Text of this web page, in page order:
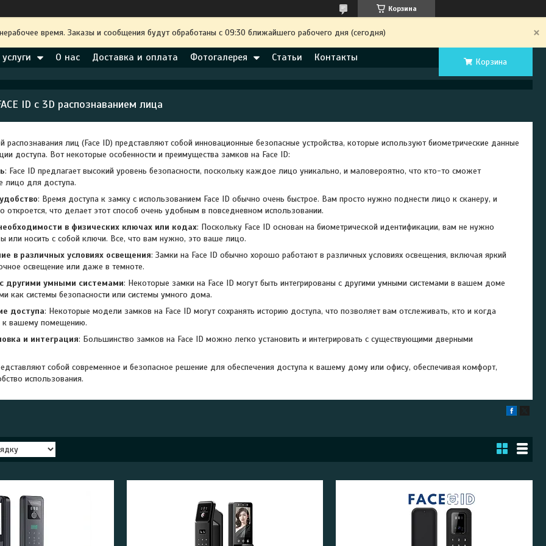
Корзина
время. Заказы и сообщения будут обработаны с 09:30 ближайшего рабочего дня (сегодня)
О нас Доставка и оплата Фотогалерея Статьи Контакты Корзина
ID c 3D распознаванием лица
распознавания лиц (Face ID) представляют собой инновационные безопасные устройства, которые используют биометрические данные
доступа. Вот некоторые особенности и преимущества замков на Face ID:
: Face ID предлагает высокий уровень безопасности, поскольку каждое лицо уникально, и маловероятно, что кто-то сможет
лицо для доступа.
: Время доступа к замку с использованием Face ID обычно очень быстрое. Вам просто нужно поднести лицо к сканеру, и
откроется, что делает этот способ очень удобным в повседневном использовании.
в физических ключах или кодах: Поскольку Face ID основан на биометрической идентификации, вам не нужно
или носить с собой ключи. Все, что вам нужно, это ваше лицо.
в различных условиях освещения: Замки на Face ID обычно хорошо работают в различных условиях освещения, включая яркий
освещение или даже в темноте.
другими умными системами: Некоторые замки на Face ID могут быть интегрированы с другими умными системами в вашем доме
как системы безопасности или системы умного дома.
доступа: Некоторые модели замков на Face ID могут сохранять историю доступа, что позволяет вам отслеживать, кто и когда
к вашему помещению.
и интеграция: Большинство замков на Face ID можно легко установить и интегрировать с существующими дверными
собой современное и безопасное решение для обеспечения доступа к вашему дому или офису, обеспечивая комфорт,
использования.